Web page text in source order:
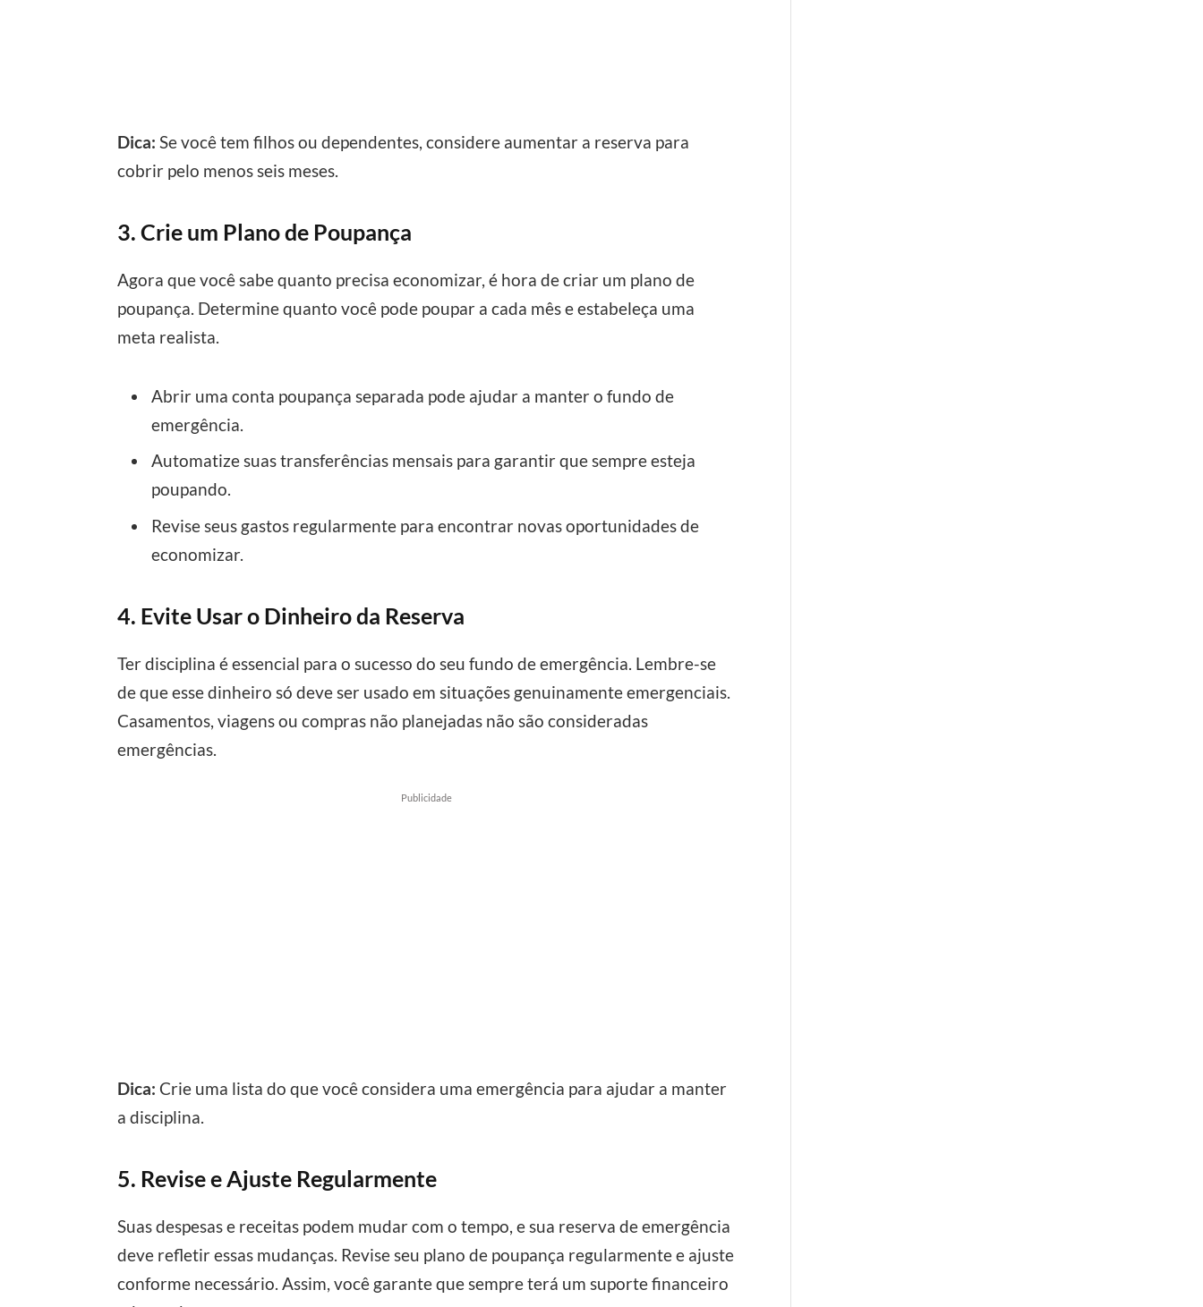
Dica: Se você tem filhos ou dependentes, considere aumentar a reserva para
cobrir pelo menos seis meses.
3. Crie um Plano de Poupança
Agora que você sabe quanto precisa economizar, é hora de criar um plano de
poupança. Determine quanto você pode poupar a cada mês e estabeleça uma
meta realista.
Abrir uma conta poupança separada pode ajudar a manter o fundo de
emergência.
Automatize suas transferências mensais para garantir que sempre esteja
poupando.
Revise seus gastos regularmente para encontrar novas oportunidades de
economizar.
4. Evite Usar o Dinheiro da Reserva
Ter disciplina é essencial para o sucesso do seu fundo de emergência. Lembre-se
de que esse dinheiro só deve ser usado em situações genuinamente emergenciais.
Casamentos, viagens ou compras não planejadas não são consideradas
emergências.
Publicidade
Dica: Crie uma lista do que você considera uma emergência para ajudar a manter
a disciplina.
5. Revise e Ajuste Regularmente
Suas despesas e receitas podem mudar com o tempo, e sua reserva de emergência
deve refletir essas mudanças. Revise seu plano de poupança regularmente e ajuste
conforme necessário. Assim, você garante que sempre terá um suporte financeiro